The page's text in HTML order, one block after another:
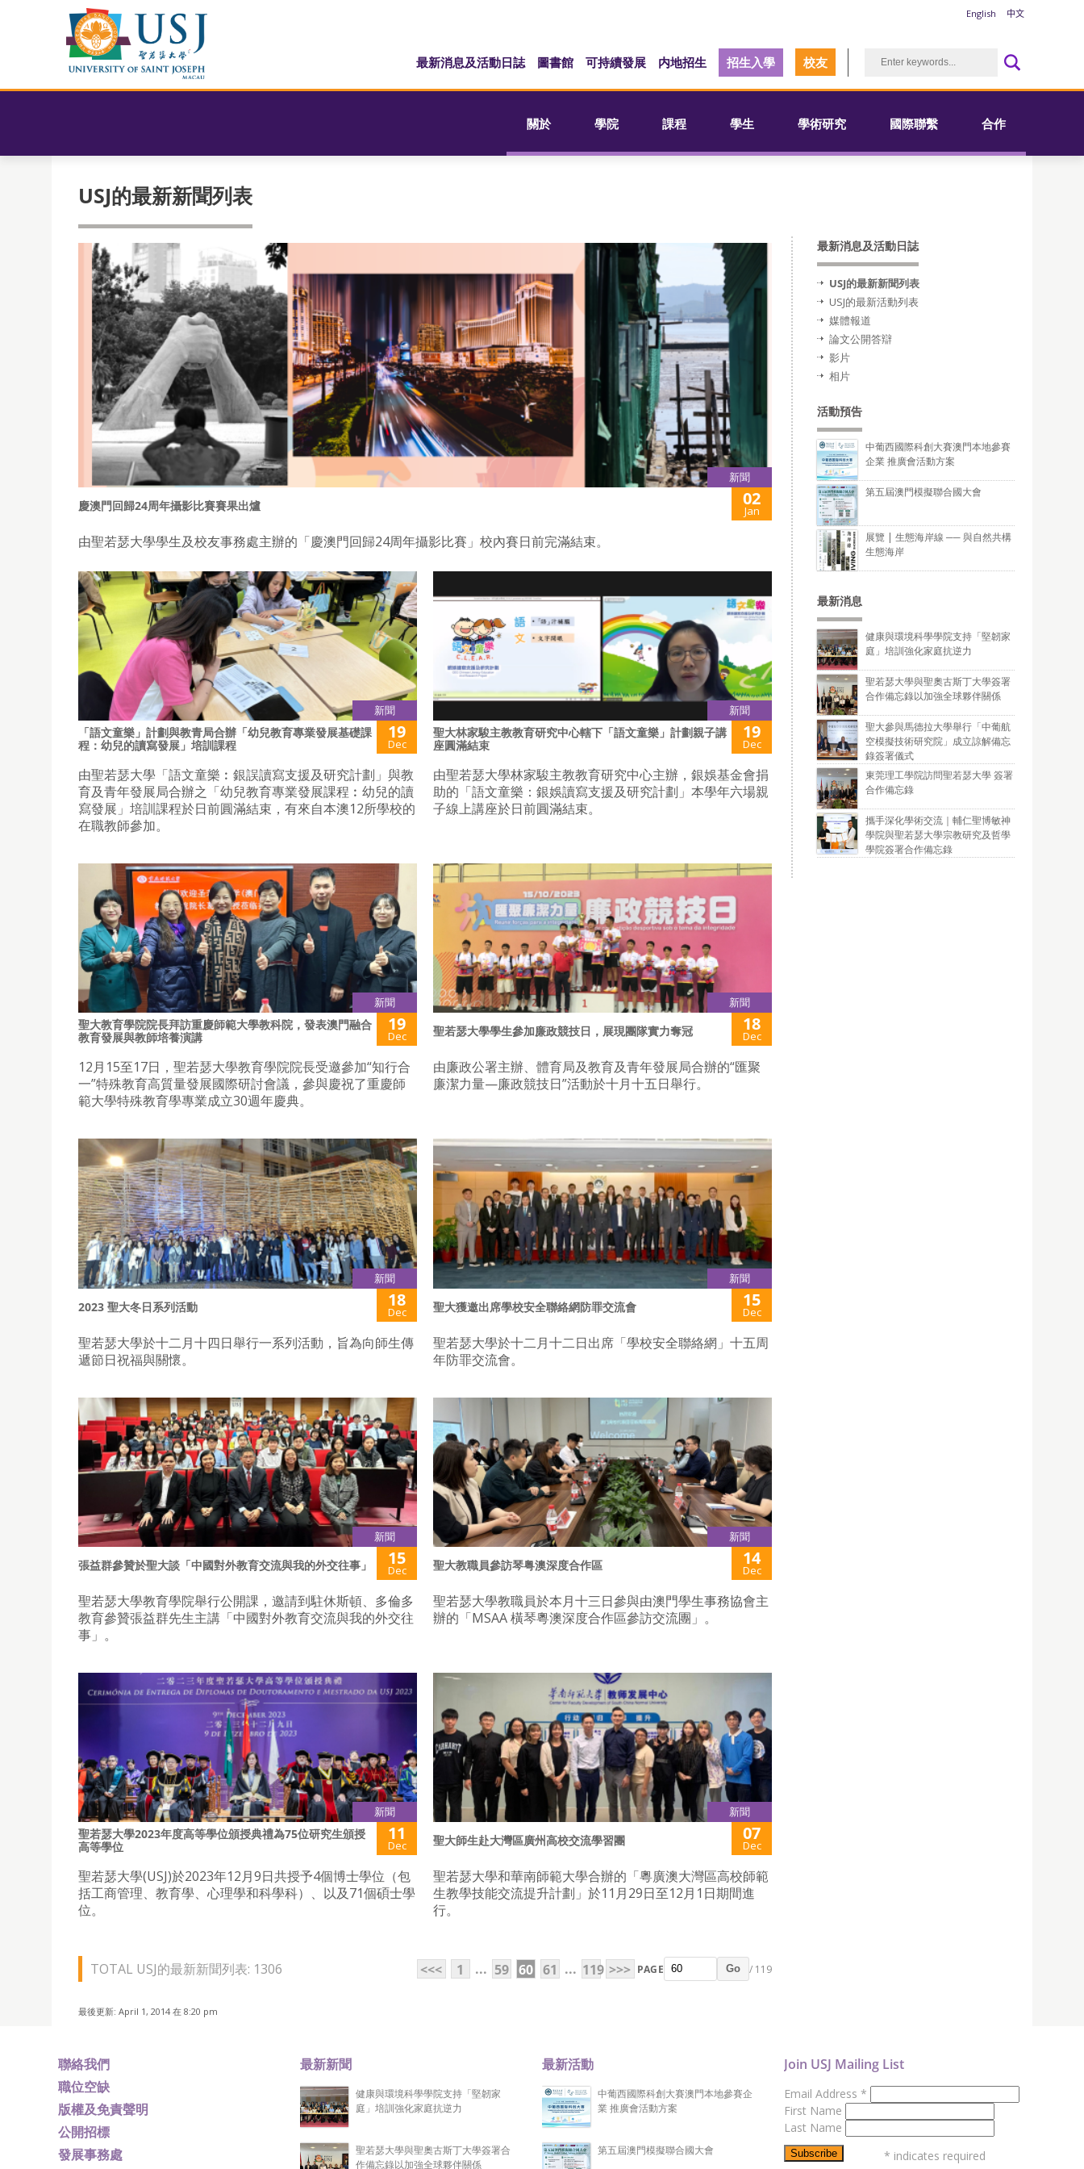
English 中文
最新消息及活動日誌 圖書館 可持續發展 内地招生 招生入學 校友
關於 學院 課程 學生 學術研究 國際聯繫 合作
USJ的最新新聞列表
新聞
慶澳門回歸24周年攝影比賽賽果出爐 02
Jan
由聖若瑟大學學生及校友事務處主辦的「慶澳門回歸24周年攝影比賽」校內賽日前完滿結束。
新聞
「語文童樂」計劃與教青局合辦「幼兒教育專業發展基礎課
程：幼兒的讀寫發展」培訓課程
19
Dec
由聖若瑟大學「語文童樂︰銀誤讀寫支援及研究計劃」與教
育及青年發展局合辦之「幼兒教育專業發展課程︰幼兒的讀
寫發展」培訓課程於日前圓滿結束，有來自本澳12所學校的
在職教師參加。
新聞
聖大林家駿主教教育研究中心轄下「語文童樂」計劃親子講
座圓滿結束
19
Dec
由聖若瑟大學林家駿主教教育研究中心主辦，銀娛基金會捐
助的「語文童樂：銀娛讀寫支援及研究計劃」本學年六場親
子線上講座於日前圓滿結束。
新聞
聖大教育學院院長拜訪重慶師範大學教科院，發表澳門融合
教育發展與教師培養演講
19
Dec
12月15至17日，聖若瑟大學教育學院院長受邀參加“知行合
一”特殊教育高質量發展國際研討會議，參與慶祝了重慶師
範大學特殊教育學專業成立30週年慶典。
新聞
聖若瑟大學學生參加廉政競技日，展現團隊實力奪冠 18
Dec
由廉政公署主辦、體育局及教育及青年發展局合辦的“匯聚
廉潔力量—廉政競技日”活動於十月十五日舉行。
新聞
2023 聖大冬日系列活動 18
Dec
聖若瑟大學於十二月十四日舉行一系列活動，旨為向師生傳
遞節日祝福與關懷。
新聞
聖大獲邀出席學校安全聯絡網防罪交流會 15
Dec
聖若瑟大學於十二月十二日出席「學校安全聯絡網」十五周
年防罪交流會。
新聞
張益群參贊於聖大談「中國對外教育交流與我的外交往事」 15
Dec
聖若瑟大學教育學院舉行公開課，邀請到駐休斯頓、多倫多
教育參贊張益群先生主講「中國對外教育交流與我的外交往
事」。
新聞
聖大教職員參訪琴粤澳深度合作區 14
Dec
聖若瑟大學教職員於本月十三日參與由澳門學生事務協會主
辦的「MSAA 橫琴粵澳深度合作區參訪交流團」。
新聞
聖若瑟大學2023年度高等學位頒授典禮為75位研究生頒授
高等學位
11
Dec
聖若瑟大學(USJ)於2023年12月9日共授予4個博士學位（包
括工商管理、教育學、心理學和科學科）、以及71個碩士學
位。
新聞
聖大師生赴大灣區廣州高校交流學習團 07
Dec
聖若瑟大學和華南師範大學合辦的「粵廣澳大灣區高校師範
生教學技能交流提升計劃」於11月29日至12月1日期間進
行。
TOTAL USJ的最新新聞列表: 1306 <<< 1 ... 59 60 61 ... 119 >>> PAGE Go / 119
最後更新: April 1, 2014 在 8:20 pm
最新消息及活動日誌
USJ的最新新聞列表
USJ的最新活動列表
媒體報道
論文公開答辯
影片
相片
活動預告
中葡西國際科創大賽澳門本地參賽
企業 推廣會活動方案
第五屆澳門模擬聯合國大會
展覽 | 生態海岸線 ── 與自然共構
生態海岸
最新消息
健康與環境科學學院支持「堅韌家
庭」培訓強化家庭抗逆力
聖若瑟大學與聖奧古斯丁大學簽署
合作備忘錄以加強全球夥伴關係
聖大參與馬德拉大學舉行「中葡航
空模擬技術研究院」成立諒解備忘
錄簽署儀式
東莞理工學院訪問聖若瑟大學 簽署
合作備忘錄
攜手深化學術交流｜輔仁聖博敏神
學院與聖若瑟大學宗教研究及哲學
學院簽署合作備忘錄
聯絡我們
職位空缺
版權及免責聲明
公開招標
發展事務處
最新新聞
健康與環境科學學院支持「堅韌家
庭」培訓強化家庭抗逆力
聖若瑟大學與聖奧古斯丁大學簽署合
作備忘錄以加強全球夥伴關係
最新活動
中葡西國際科創大賽澳門本地參賽企
業 推廣會活動方案
第五屆澳門模擬聯合國大會
Join USJ Mailing List
Email Address *
First Name
Last Name
* indicates required